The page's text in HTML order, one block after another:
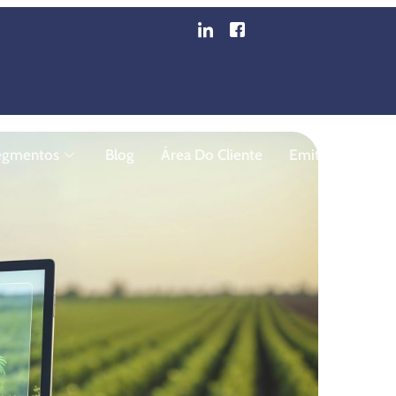
Blog Área Do Cliente Emita Sua Nota
Da Gestão